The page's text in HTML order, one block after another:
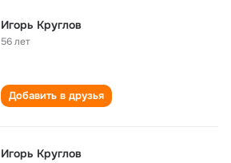
Игорь Круглов
56 лет
Добавить в друзья
Игорь Круглов